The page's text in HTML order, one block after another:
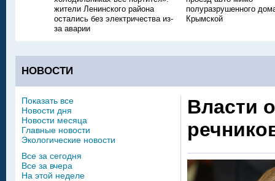
жители Ленинского района
остались без электричества из-
за аварии
полуразрушенного
Крымской
НОВОСТИ
Власти
Показать все
Новости дня
Новости месяца
Главные новости
Экологические новости
Все за сегодня
Все за вчера
На этой неделе